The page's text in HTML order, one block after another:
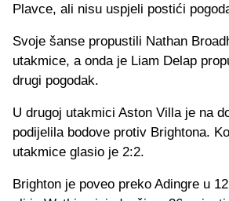
Plavce, ali nisu uspjeli postići
Svoje šanse propustili Nathan
utakmice, a onda je Liam Delap
drugi pogodak.
U drugoj utakmici Aston Villa je na
podijelila bodove protiv Brightona.
utakmice glasio je 2:2.
Brighton je poveo preko Adingre u